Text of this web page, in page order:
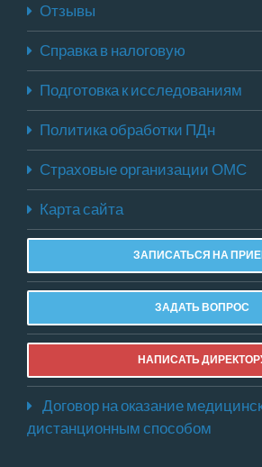
Отзывы
Справка в налоговую
Подготовка к исследованиям
Политика обработки ПДн
Страховые организации ОМС
Карта сайта
ЗАПИСАТЬСЯ НА
ЗАДАТЬ ВОПРОС
НАПИСАТЬ
Договор на оказание
дистанционным способом